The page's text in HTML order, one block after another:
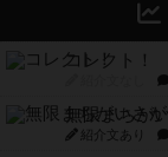
コレクト！
無限まちが
紹介文あり